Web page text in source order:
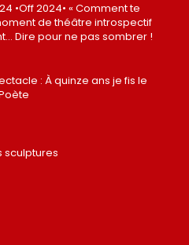
•Off 2024• « Comment te
de théâtre introspectif
Dire pour ne pas sombrer !
: À quinze ans je fis le
sculptures